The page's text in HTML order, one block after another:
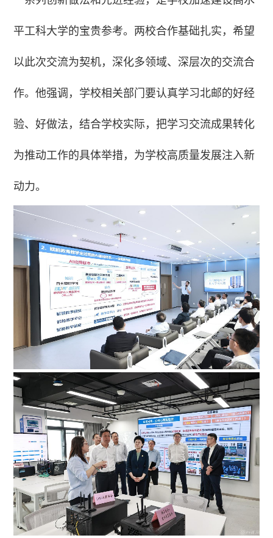
平工科大学的宝贵参考。两校合作基础扎实，希望
以此次交流为契机，深化多领域、深层次的交流合
作。他强调，学校相关部门要认真学习北邮的好经
验、好做法，结合学校实际，把学习交流成果转化
为推动工作的具体举措，为学校高质量发展注入新
动力。